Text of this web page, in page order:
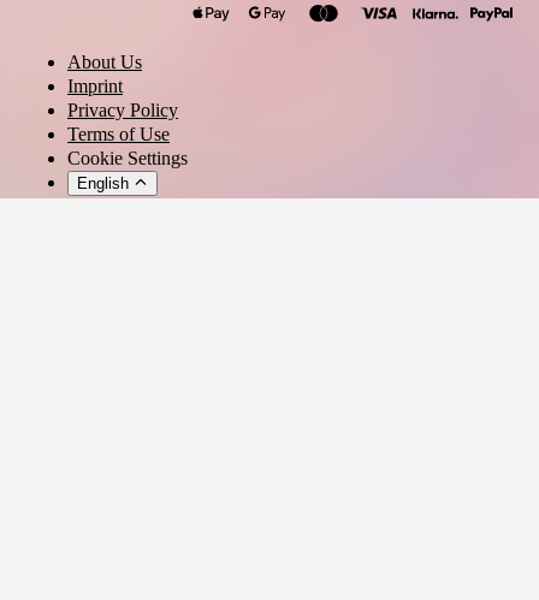
About Us
Imprint
Privacy Policy
Terms of Use
Cookie Settings
English